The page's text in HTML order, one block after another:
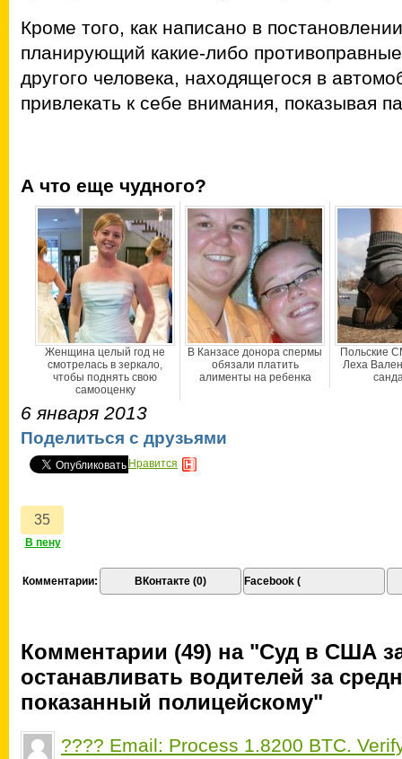
Кроме того, как написано в
планирующий какие-либо
другого человека, находящегося в
привлекать к себе внимания, показывая
А что еще чудного?
Женщина целый год не
смотрелась в зеркало,
чтобы поднять свою
самооценку
В Канзасе донора спермы
обязали платить
алименты на ребенка
Польские
Леха
6 января 2013
Поделиться с друзьями
Нравится
Комментарии: ВКонтакте (0) Facebook (
Комментарии (49) на "Суд в США
останавливать водителей за
показанный полицейскому"
???? Email: Process 1.8200 BTC.